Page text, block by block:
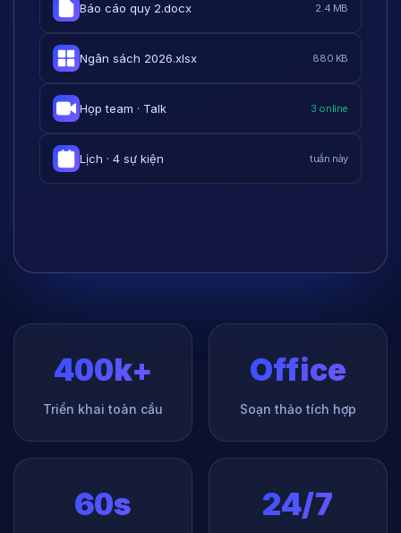
Báo cáo quy 2.docx 2.4 MB
Ngân sách 2026.xlsx 880 KB
Họp team · Talk 3 online
Lịch · 4 sự kiện tuần này
400k+
Triển khai toàn cầu
Office
Soạn thảo tích hợp
60s 24/7